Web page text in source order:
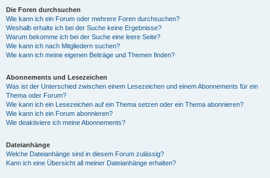
Die Foren durchsuchen
Wie kann ich ein Forum oder mehrere Foren durchsuchen?
Weshalb erhalte ich bei der Suche keine Ergebnisse?
Warum bekomme ich bei der Suche eine leere Seite?
Wie kann ich nach Mitgliedern suchen?
Wie kann ich meine eigenen Beiträge und Themen finden?
Abonnements und Lesezeichen
Was ist der Unterschied zwischen einem Lesezeichen und einem Abonnements für ein
Thema oder Forum?
Wie kann ich ein Lesezeichen auf ein Thema setzen oder ein Thema abonnieren?
Wie kann ich ein Forum abonnieren?
Wie deaktiviere ich meine Abonnements?
Dateianhänge
Welche Dateianhänge sind in diesem Forum zulässig?
Kann ich eine Übersicht all meiner Dateianhänge erhalten?